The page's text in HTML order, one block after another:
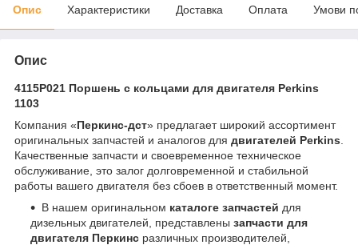
Опис Характеристики Доставка Оплата Умови
Опис
4115P021 Поршень с кольцами для двигателя Perkins
1103
Компания «Перкинс-дст» предлагает широкий ассортимент
оригинальных запчастей и аналогов для двигателей Perkins
Качественные запчасти и своевременное техническое
обслуживание, это залог долговременной и стабильной
работы вашего двигателя без сбоев в ответственный момент.
В нашем оригинальном каталоге запчастей для
дизельных двигателей, представлены запчасти для
двигателя Перкинс различных производителей,